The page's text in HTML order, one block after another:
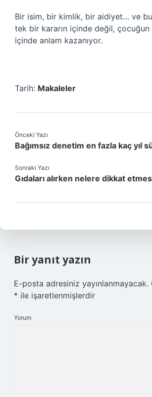
Bir isim, bir kimlik, bir aidiyet… ve
tek bir kararın içinde değil, çocuğun
içinde anlam kazanıyor.
Tarih: Makaleler
Önceki Yazı
Bağımsız denetim en fazla kaç yıl
Sonraki Yazı
Gıdaları alırken nelere dikkat
Bir yanıt yazın
E-posta adresiniz yayınlanmayacak.
* ile işaretlenmişlerdir
Yorum